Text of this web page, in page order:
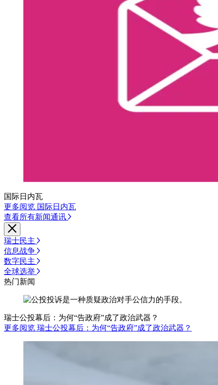
国际日内瓦
更多阅览 国际日内瓦
查看所有新闻通讯
瑞士民主
信息战争
数字民主
全球选举
热门新闻
瑞士公投幕后：为何“告政府”成了政治武器？
更多阅览 瑞士公投幕后：为何“告政府”成了政治武器？